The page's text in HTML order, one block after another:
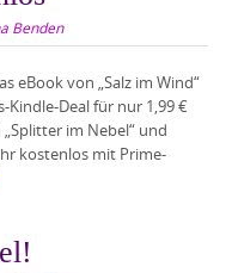
Benden
eBook von „Salz im Wind“
Deal für nur 1,99 €
im Nebel“ und
kostenlos mit Prime-